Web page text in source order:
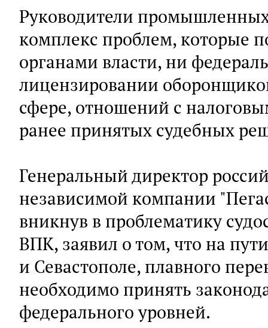
Руководители
комплекс проблем, которые
органами власти, ни
лицензировании
сфере, отношений с
ранее принятых судебных
Генеральный директор
независимой компании
вникнув в проблематику
ВПК, заявил о том, что на
и Севастополе, плавного
необходимо принять
федерального уровней.